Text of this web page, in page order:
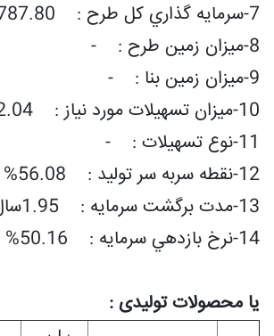
7-سرمايه گذاري کل طرح : 787.80میلیون ریال
8-ميزان زمين طرح : -
9-ميزان زمين بنا : -
10-ميزان تسهيلات مورد نياز : 482.04میلیون ریال
11-نوع تسهيلات : -
12-نقطه سربه سر توليد : 56.08%
13-مدت برگشت سرمايه : 1.95سال
14-نرخ بازدهي سرمايه : 50.16%
یا محصولات تولیدی :